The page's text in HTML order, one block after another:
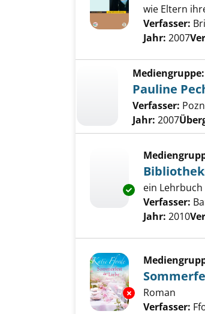
wie Eltern
Verfasser:
Jahr: 2007
Mediengruppe:
Pauline
Verfasser:
Jahr: 2007
Exemplar-
ein
Verfasser:
Jahr: 2010
Exemplar-
Roman
Verfasser: